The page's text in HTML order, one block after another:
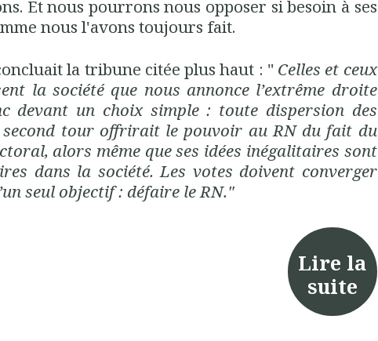
Et nous pourrons nous opposer si besoin à ses
nous l'avons toujours fait.
la tribune citée plus haut : " Celles et ceux
la société que nous annonce l’extrême droite
devant un choix simple : toute dispersion des
second tour offrirait le pouvoir au RN du fait du
alors même que ses idées inégalitaires sont
dans la société. Les votes doivent converger
seul objectif : défaire le RN."
Lire la
suite